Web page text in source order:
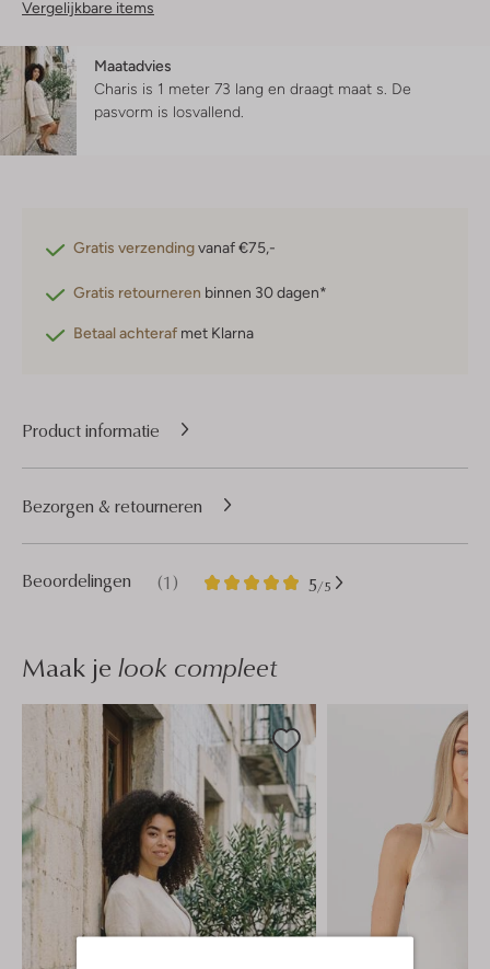
Vergelijkbare items
Maatadvies
Charis is 1 meter 73 lang en draagt maat s. De
pasvorm is losvallend
Gratis verzendingvanaf €75,-
Gratis retourneren binnen 30 dagen*
Betaal achteraf met Klarna
Product informatie
Beoordelingen (1) 5/5
1
5
Bezorgen & retourneren
Maak je look compleet